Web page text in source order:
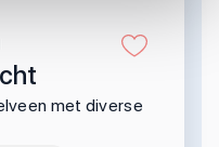
met diverse